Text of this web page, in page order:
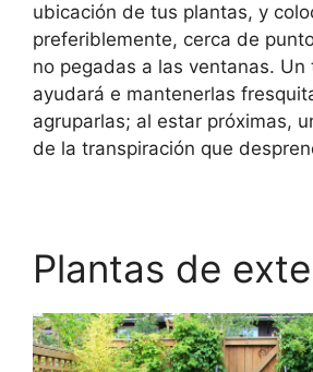
ubicación de tus plantas, y
preferiblemente, cerca de
no pegadas a las ventanas. Un
ayudará e mantenerlas
agruparlas; al estar próximas,
de la transpiración que
Plantas de